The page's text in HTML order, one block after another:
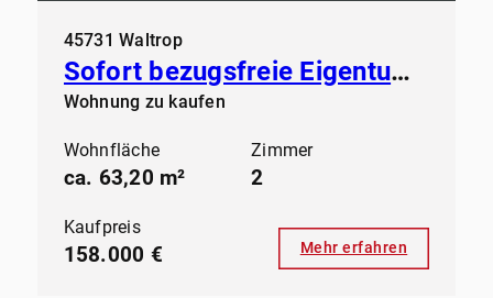
45731 Waltrop
Sofort bezugsfreie Eigentumswohnung in der Großen-Geist in Waltrop
Wohnung zu kaufen
Wohnfläche
ca. 63,20 m²
Zimmer
2
Kaufpreis
158.000 € Mehr erfahren